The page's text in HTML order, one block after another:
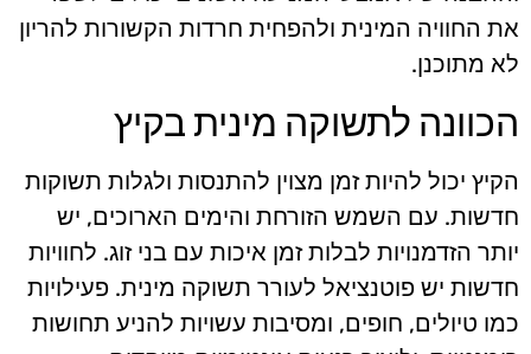
את החוויה המינית ולהפחית חרדות הקשורות להריון
לא מתוכנן.
הכוונה לתשוקה מינית בקיץ
הקיץ יכול להיות זמן מצוין להתנסות ולגלות תשוקות
חדשות. עם השמש הזורחת והימים הארוכים, יש
יותר הזדמנויות לבלות זמן איכות עם בני זוג. לחוויות
חדשות יש פוטנציאל לעורר תשוקה מינית. פעילויות
כמו טיולים, חופים, ומסיבות עשויות להניע תחושות